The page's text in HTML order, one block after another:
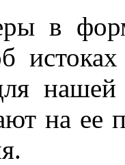
в
нашей
на ее